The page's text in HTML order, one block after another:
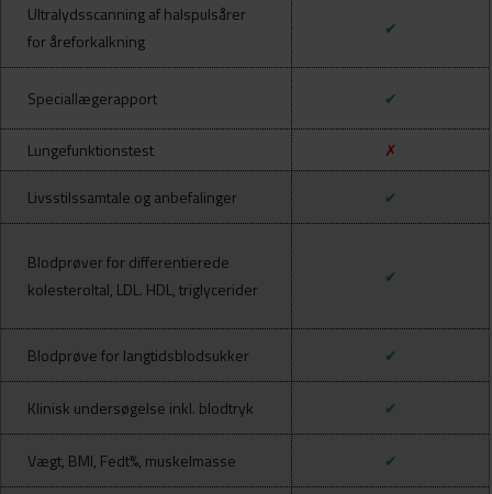
Ultralydsscanning af halspulsårer
for åreforkalkning
✔
Speciallægerapport ✔
Lungefunktionstest ✗
Livsstilssamtale og anbefalinger ✔
Blodprøver for differentierede
kolesteroltal, LDL. HDL, triglycerider
✔
Blodprøve for langtidsblodsukker ✔
Klinisk undersøgelse inkl. blodtryk ✔
Vægt, BMI, Fedt%, muskelmasse ✔